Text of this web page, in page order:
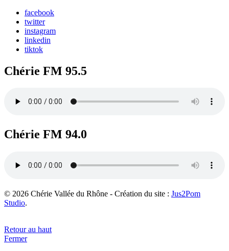
facebook
twitter
instagram
linkedin
tiktok
Chérie FM 95.5
Chérie FM 94.0
© 2026 Chérie Vallée du Rhône - Création du site : Jus2Pom
Studio.
Retour au haut
Fermer